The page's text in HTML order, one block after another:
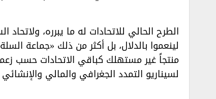
الطرح الحالي للاتحادات له ما يبرره،
لينعموا بالدلال، بل أكثر من ذلك «جماعة
منتجاً غير مستهلك كباقي الاتحادات حسب
لسيناريو التمدد الجغرافي والمالي